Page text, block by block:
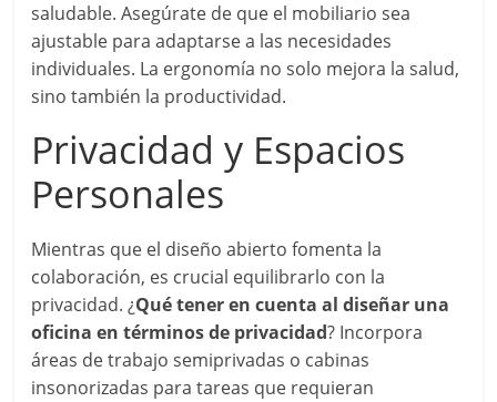
saludable. Asegúrate de que el mobiliario sea
ajustable para adaptarse a las necesidades
individuales. La ergonomía no solo mejora la salud,
sino también la productividad.
Privacidad y Espacios
Personales
Mientras que el diseño abierto fomenta la
colaboración, es crucial equilibrarlo con la
privacidad. ¿Qué tener en cuenta al diseñar una
oficina en términos de privacidad? Incorpora
áreas de trabajo semiprivadas o cabinas
insonorizadas para tareas que requieran